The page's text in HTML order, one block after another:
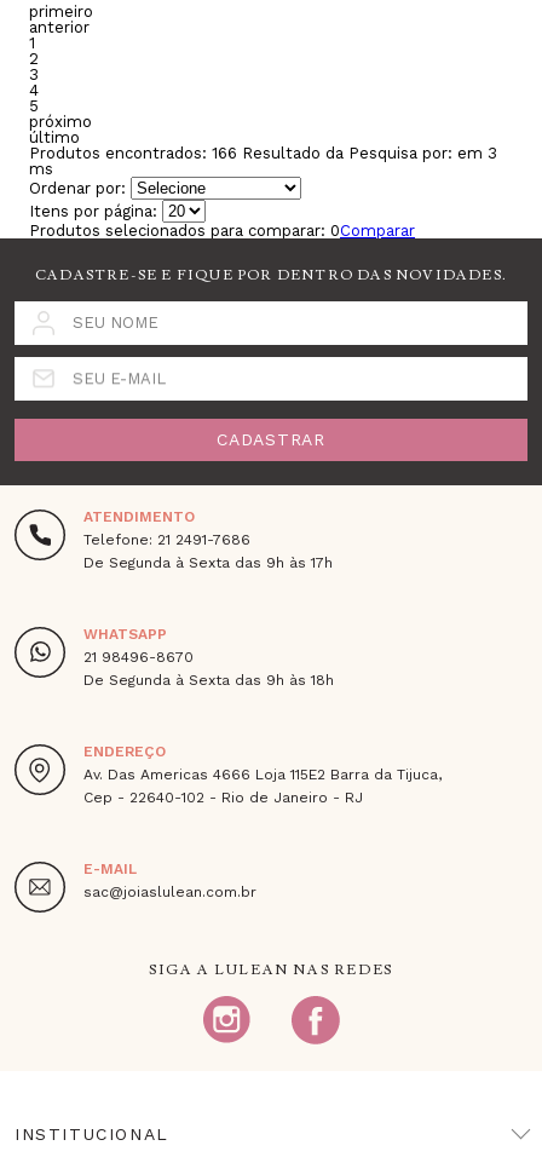
primeiro
anterior
1
2
3
4
5
próximo
último
Produtos encontrados: 166 Resultado da Pesquisa por: em 3
ms
Ordenar por:
Itens por página:
Produtos selecionados para comparar: 0Comparar
CADASTRE-SE E FIQUE POR DENTRO DAS NOVIDADES.
SEU NOME
SEU E-MAIL
CADASTRAR
ATENDIMENTO
Telefone: 21 2491-7686
De Segunda à Sexta das 9h às 17h
WHATSAPP
21 98496-8670
De Segunda à Sexta das 9h às 18h
ENDEREÇO
Av. Das Americas 4666 Loja 115E2 Barra da Tijuca,
Cep - 22640-102 - Rio de Janeiro - RJ
E-MAIL
sac@joiaslulean.com.br
SIGA A LULEAN NAS REDES
INSTITUCIONAL